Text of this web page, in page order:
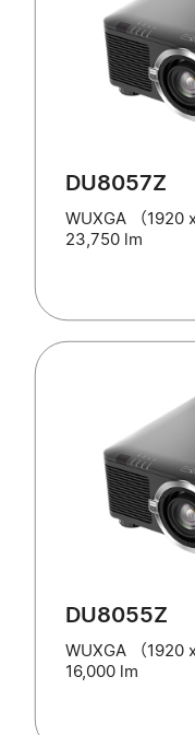
DU8057Z
WUXGA （1920 x
23,750 lm
DU8055Z
WUXGA （1920 x
16,000 lm